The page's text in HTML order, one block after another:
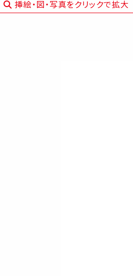
挿絵・図・写真をクリックで拡大